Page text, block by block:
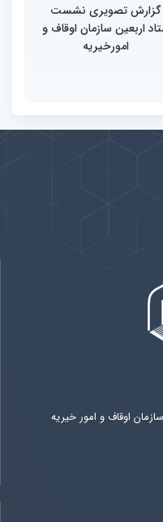
گزارش تصویری نشست
اربعین سازمان اوقاف و
امورخیریه
اوقاف و امور خیریه